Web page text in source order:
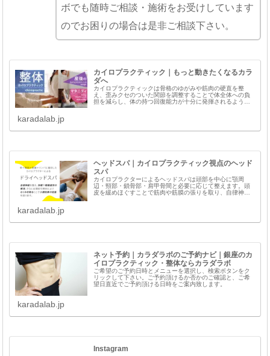
ボでも随時ご相談・施術をお受けしています
のでお困りの場合は是非ご相談下さい。
カイロプラクティック｜もっと動きたくなるカラ
ダへ
カイロプラクティックは骨格のゆがみや筋肉の硬直を整
え、歪みクセのついた関節を調整することで体全体への負
担を減らし、体の持つ回復能力が十分に発揮されるように
karadalab.jp
ヘッドスパ｜カイロプラクティック視点のヘッド
スパ
カイロプラクターによるヘッドスパは頭部を中心に顎周
辺・頸部・鎖骨部・肩甲骨間と必要に応じて整えます。頭
皮を緩めほぐすことで筋肉や筋膜の張りを取り、自律神経
karadalab.jp
ネット予約｜カラダラボのご予約ナビ｜銀座のカ
イロプラクティック・整体ならカラダラボ
ご希望のご予約日時とメニューを選択し、検索ボタンをク
リックして下さい。ご予約頂けるか否かのご確認と、ご希
望日直近でご予約頂ける日時をご案内致します。
karadalab.jp
Instagram